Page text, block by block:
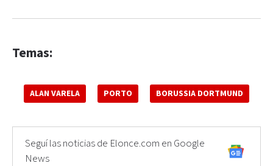
Temas:
ALAN VARELA PORTO BORUSSIA DORTMUND
Seguí las noticias de Elonce.com en Google
News